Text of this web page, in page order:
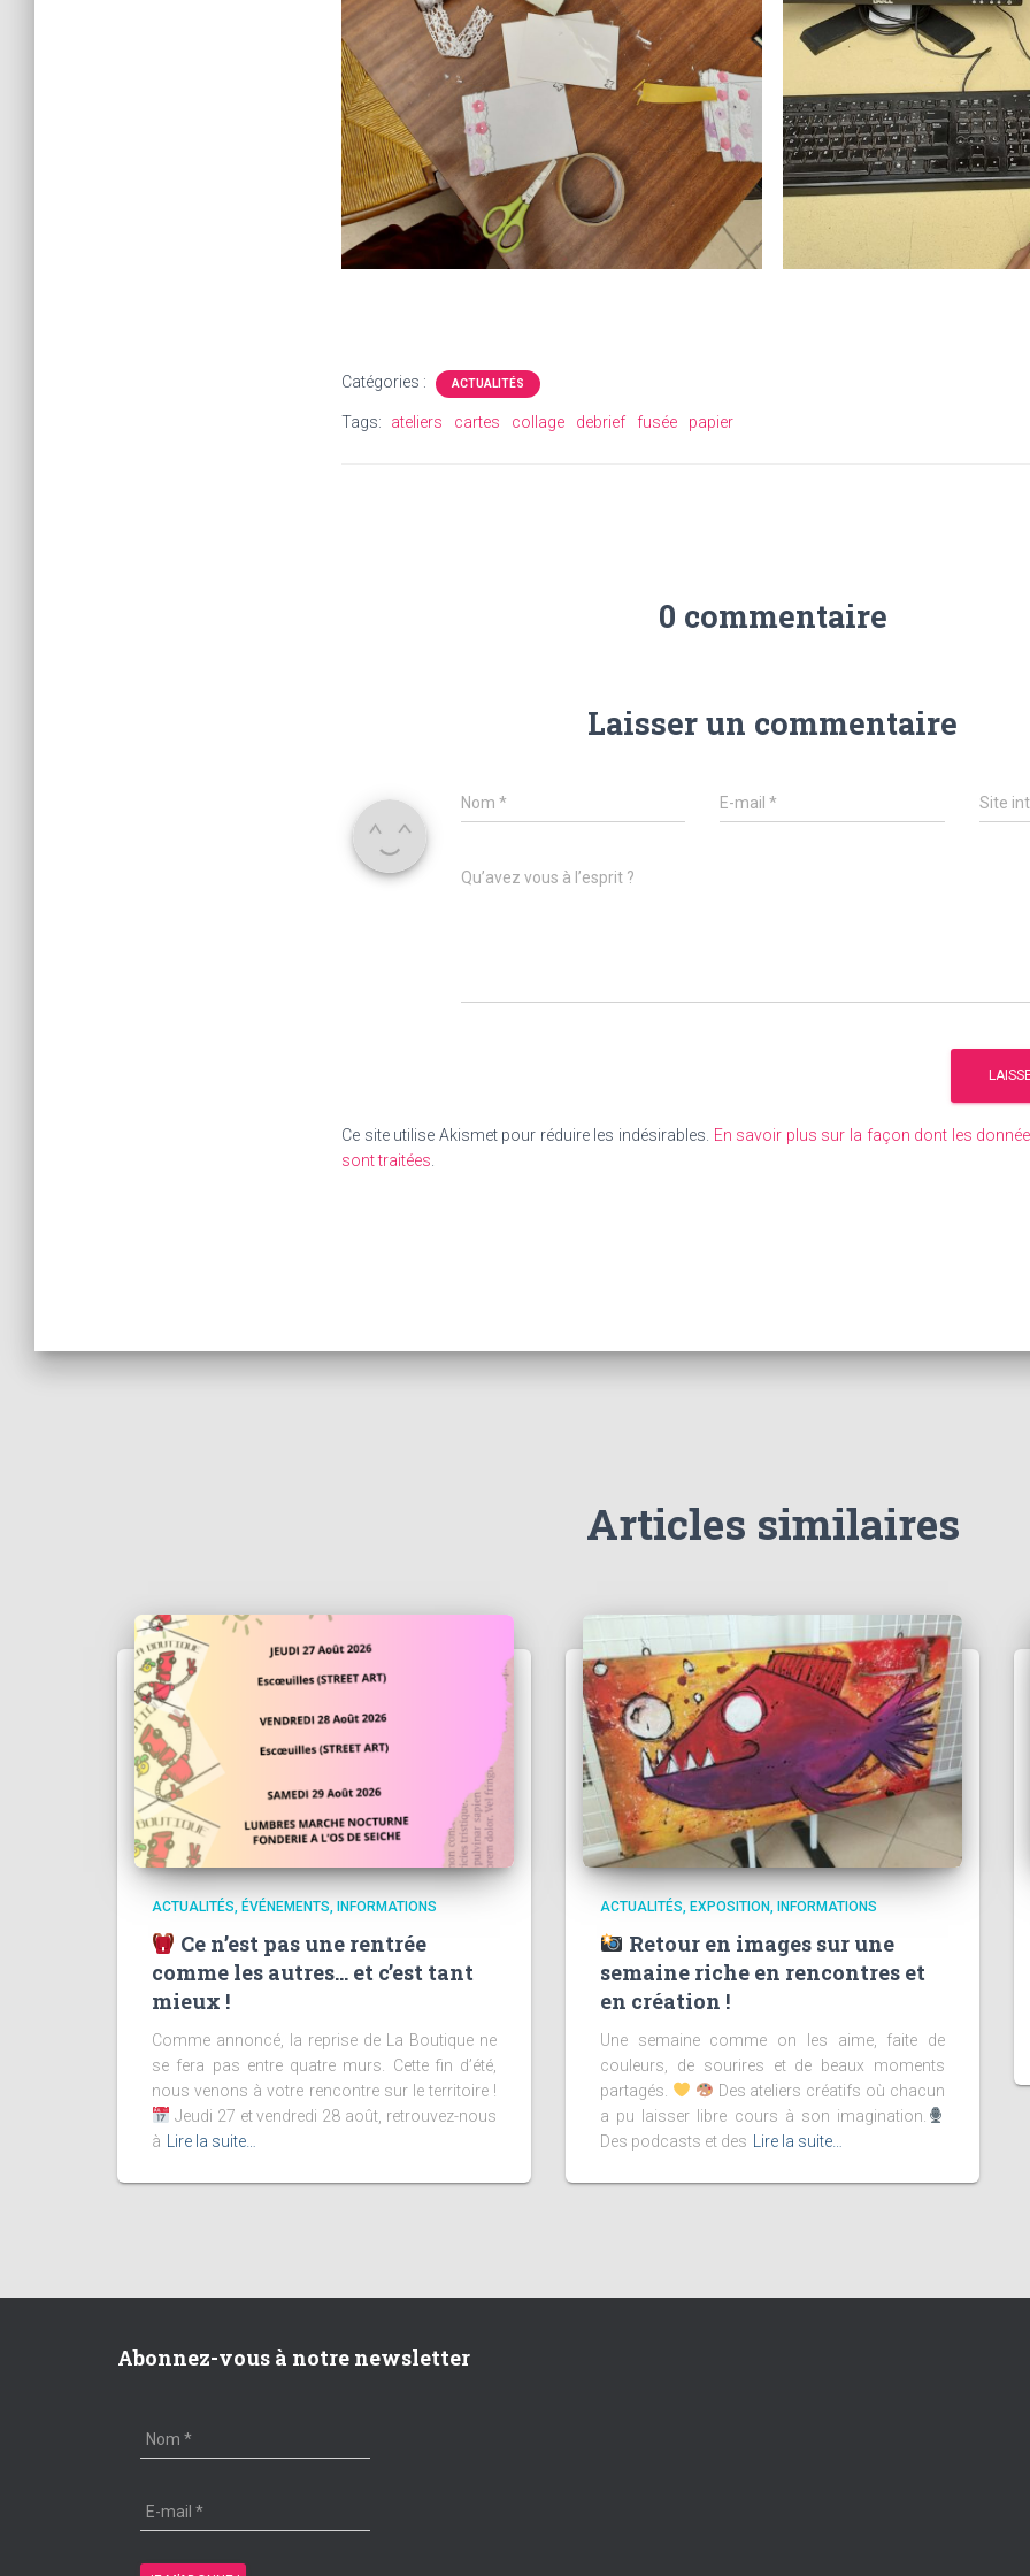
Catégories : ACTUALITÉS
Tags: ateliers cartes collage debrief fusée papier
0 commentaire
Laisser un commentaire
Nom * E-mail* Site
Qu’avez vous à l’esprit ?
Ce site utilise Akismet pour réduire les indésirables. En savoir plus sur la façon dont les
sont traitées
Articles similaires
ACTUALITÉS ÉVÉNEMENTS INFORMATIONS
Ce n’est pas une rentrée
comme les autres… et c’est tant
mieux !
Comme annoncé, la reprise de La Boutique ne
se fera pas entre quatre murs. Cette fin d’été,
nous venons à votre rencontre sur le territoire !
Jeudi 27 et vendredi 28 août, retrouvez-nous
à
Lire la suite…
ACTUALITÉS EXPOSITION INFORMATIONS
Retour en images sur une
semaine riche en rencontres et
en création !
Une semaine comme on les aime, faite de
couleurs, de sourires et de beaux moments
partagés.
Des ateliers créatifs où chacun
a pu laisser libre cours à son imagination.
Des podcasts et des
Lire la suite…
Abonnez-vous à notre newsletter